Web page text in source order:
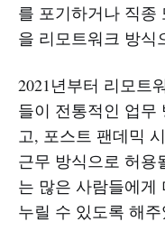
를 포기하거나 직종
을 리모트워크 방식
2021년부터 리모트
들이 전통적인 업무
고, 포스트 팬데믹
근무 방식으로 허용
는 많은 사람들에게
누릴 수 있도록 해주